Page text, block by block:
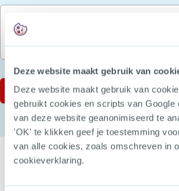
Deze website maakt gebruik van
Deze website maakt gebruik van
gebruikt cookies en scripts van Google
van deze website geanonimiseerd te
'OK' te klikken geef je toestemming
van alle cookies, zoals omschreven in
cookieverklaring.